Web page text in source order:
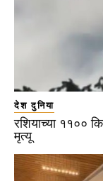
देश दुनिया
रशियाच्या ११००
मृत्यू